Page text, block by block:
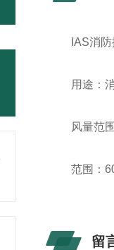
IAS消防
用途：
风量范
范围：
留